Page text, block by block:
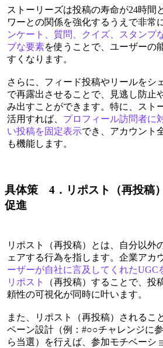
ストーリーズは投稿の寿命が24時間
ワーとの関係を強化するうえで非常
ンケート、質問、クイズ、スタンプ
ブな要素を使うことで、ユーザーの
すくなります。
さらに、フィード投稿やリールをシ
で再露出させることで、見逃し防止
み出すことができます。特に、スト
活用すれば、 プロフィール訪問者に
い投稿を固定表示でき、アカウント
も機能します。
具体策 4．リポスト（再投稿
促進
リポスト（再投稿）とは、自分以外
ェアする行為を指します。企業アカ
ーザーが自社に言及してくれたUGC
リポスト
（再投稿）することで、投
頼性の可視化が同時に叶います。
また、リポスト（再投稿）されるこ
ペーン設計（例：#○○チャレンジに
ら当選）を行えば、参加モチベーシ